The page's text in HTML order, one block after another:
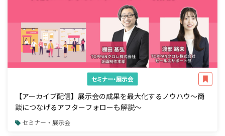
セミナー・展示会
【アーカイブ配信】展示会の成果を最大化するノウハウ～商
談につなげるアフターフォローも解説～
セミナー・展示会